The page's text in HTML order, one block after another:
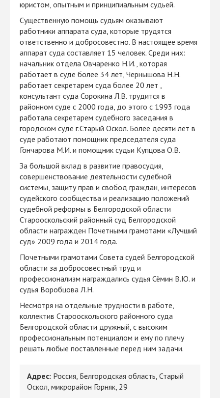
юристом, опытным и принципиальным судьей.
Существенную помощь судьям оказывают
работники аппарата суда, которые трудятся
ответственно и добросовестно. В настоящее время
аппарат суда составляет 15 человек. Среди них:
начальник отдела Овчаренко Н.И., которая
работает в суде более 34 лет, Чернышова Н.Н.
работает секретарем суда более 20 лет ,
консультант суда Сорокина Л.В. трудится в
районном суде с 2000 года, до этого с 1993 года
работала секретарем судебного заседания в
городском суде г.Старый Оскол. Более десяти лет в
суде работают помощник председателя суда
Гончарова М.И. и помощник судьи Купцова О.В.
За большой вклад в развитие правосудия,
совершенствование деятельности судебной
системы, защиту прав и свобод граждан, интересов
судейского сообщества и реализацию положений
судебной реформы в Белгородской области
Старооскольский районный суд Белгородской
области награжден Почетными грамотами «Лучший
суд» 2009 года и 2014 года.
Почетными грамотами Совета судей Белгородской
области за добросовестный труд и
профессионализм награждались судья Сёмин В.Ю. и
судья Воробцова Л.Н.
Несмотря на отдельные трудности в работе,
коллектив Старооскольского районного суда
Белгородской области дружный, с высоким
профессиональным потенциалом и ему по плечу
решать любые поставленные перед ним задачи.
Адрес: Россия, Белгородская область, Старый
Оскол, микрорайон Горняк, 29